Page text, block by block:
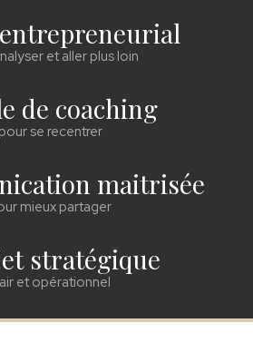
et aller plus loin
de coaching
pour se recentrer
maitrisée
mieux partager
stratégique
et opérationnel